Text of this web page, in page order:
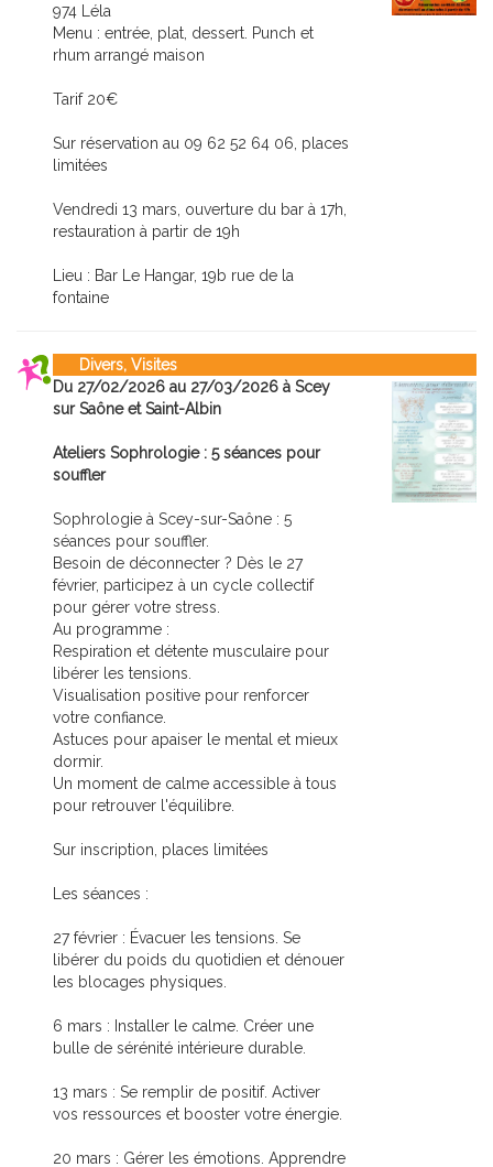
974 Léla
Menu : entrée, plat, dessert. Punch et
rhum arrangé maison
Tarif 20€
Sur réservation au 09 62 52 64 06, places
limitées
Vendredi 13 mars, ouverture du bar à 17h,
restauration à partir de 19h
Lieu : Bar Le Hangar, 19b rue de la
fontaine
Divers, Visites
Du 27/02/2026 au 27/03/2026 à Scey
sur Saône et Saint-Albin
Ateliers Sophrologie : 5 séances pour
souffler
Sophrologie à Scey-sur-Saône : 5
séances pour souffler.
Besoin de déconnecter ? Dès le 27
février, participez à un cycle collectif
pour gérer votre stress.
Au programme :
Respiration et détente musculaire pour
libérer les tensions.
Visualisation positive pour renforcer
votre confiance.
Astuces pour apaiser le mental et mieux
dormir.
Un moment de calme accessible à tous
pour retrouver l'équilibre.
Sur inscription, places limitées
Les séances :
27 février : Évacuer les tensions. Se
libérer du poids du quotidien et dénouer
les blocages physiques.
6 mars : Installer le calme. Créer une
bulle de sérénité intérieure durable.
13 mars : Se remplir de positif. Activer
vos ressources et booster votre énergie.
20 mars : Gérer les émotions. Apprendre